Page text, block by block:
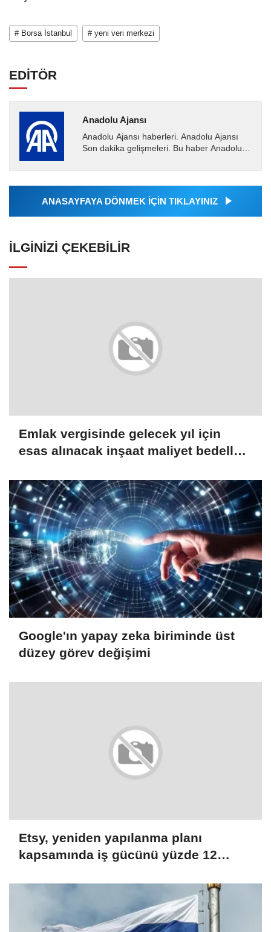
# Borsa İstanbul # yeni veri merkezi
EDİTÖR
Anadolu Ajansı
Anadolu Ajansı haberleri. Anadolu Ajansı
Son dakika gelişmeleri. Bu haber Anadolu
Ajansı tarafından...
ANASAYFAYA DÖNMEK İÇİN TIKLAYINIZ
İLGINIZI ÇEKEBILIR
Emlak vergisinde gelecek yıl için
esas alınacak inşaat maliyet bedelleri
Google'ın yapay zeka biriminde üst
düzey görev değişimi
Etsy, yeniden yapılanma planı
kapsamında iş gücünü yüzde 12